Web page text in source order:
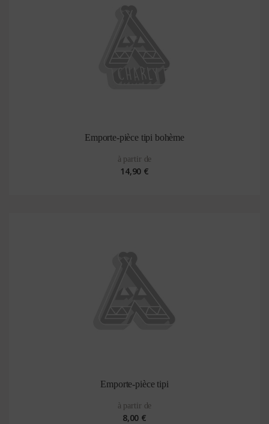
Emporte-pièce tipi bohème
à partir de
14,90 €
Emporte-pièce tipi
à partir de
8,00 €